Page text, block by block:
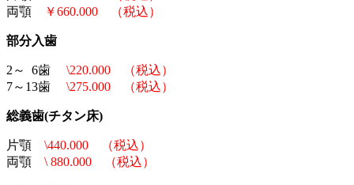
両顎
￥660.000 （税込）
部分入歯
2～ 6歯
\220.000 （税込）
7～13歯 \275.000 （税込）
総義歯(チタン床)
片顎 \440.000 （税込）
両顎 \ 880.000 （税込）